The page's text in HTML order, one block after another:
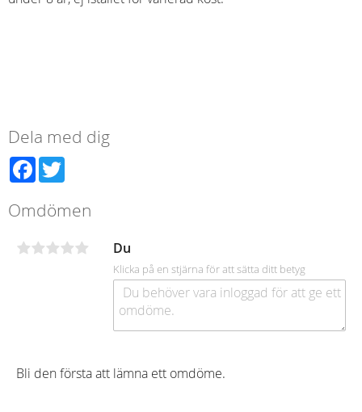
Dela med dig
Facebook
Omdömen
Du
Klicka på en stjärna för att sätta ditt betyg
Bli den första att lämna ett omdöme.